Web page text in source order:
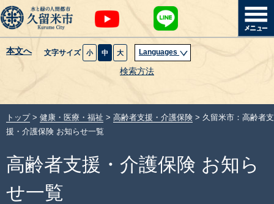
本文へ 文字サイズ 小 中 大 Languages
検索方法
暮らし・届出
健康・医療・福祉
観光魅力・イベント
創業・産業・ビジネス
トップ> 健康・医療・福祉 > 高齢者支援・介護保険 > 久留米市：高齢者支
援・介護保険 お知らせ一覧
高齢者支援・介護保険 お知ら
せ一覧